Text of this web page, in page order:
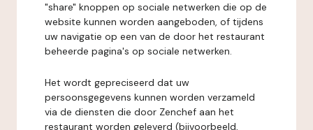
"share" knoppen op sociale netwerken die op de
website kunnen worden aangeboden, of tijdens
uw navigatie op een van de door het restaurant
beheerde pagina's op sociale netwerken.
Het wordt gepreciseerd dat uw
persoonsgegevens kunnen worden verzameld
via de diensten die door Zenchef aan het
restaurant worden geleverd (bijvoorbeeld,